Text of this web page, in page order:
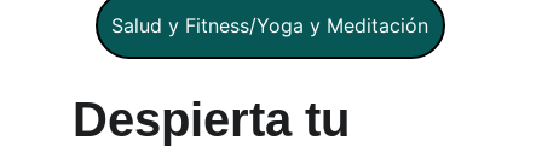
Despierta tu
Salud y Fitness/Yoga y Meditación